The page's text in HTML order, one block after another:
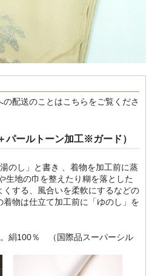
配送のことはこちらをご覧くださ
パールトーン加工※ガード）
のし」と書き 、着物を加工前に蒸
生地の巾を整えたり糊を落とした
くする、風合いを柔軟にするなどの
物は仕立て加工前に「ゆのし」を
絹100％ （国際品スーパーシル